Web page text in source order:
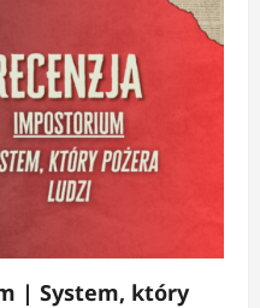
| System, który